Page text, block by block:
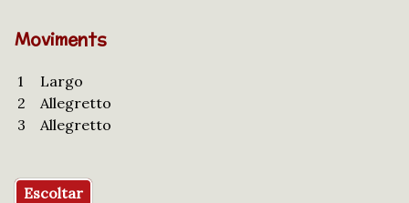
Moviments
1
Largo
2
Allegretto
3
Allegretto
Escoltar